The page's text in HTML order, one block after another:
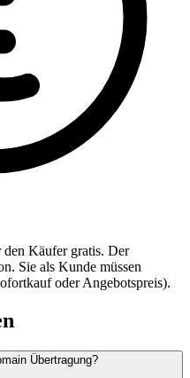
Käufer gratis. Der
Sie als Kunde müssen
oder Angebotspreis).
Übertragung?